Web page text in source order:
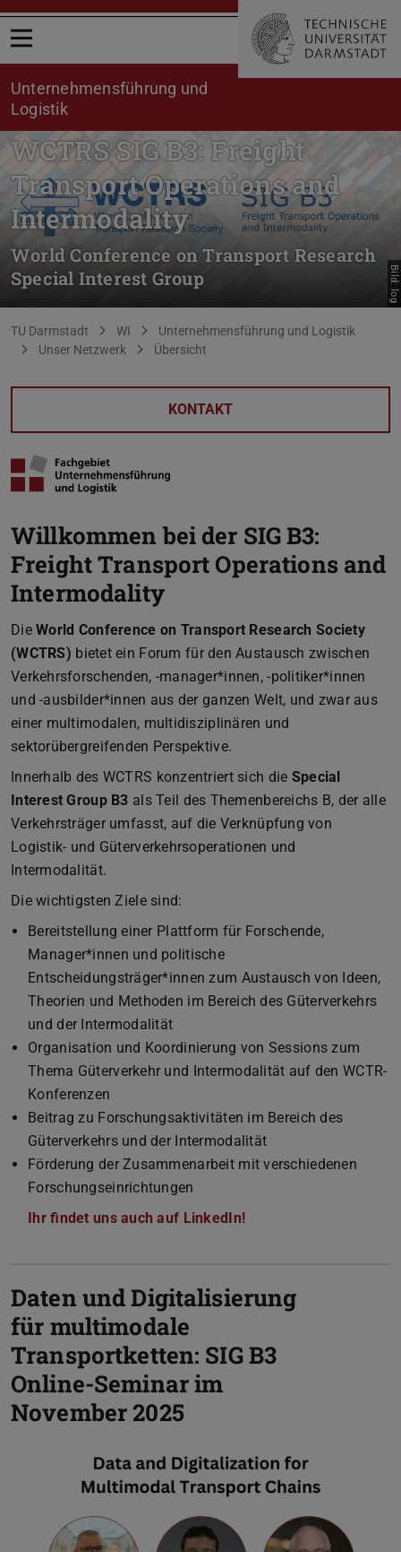
Menü öffnen
Unternehmensführung und
Logistik
WCTRS SIG B3: Freight
Transport Operations and
Intermodality
World Conference on Transport Research
Special Interest Group
Bild: log
Sie befinden sich hier:
TU Darmstadt WI
Unternehmensführung und Logistik
Unser Netzwerk
Übersicht
KONTAKT
Willkommen bei der SIG B3:
Freight Transport Operations and
Intermodality
DieWorld Conference on Transport Research Society
(WCTRS) bietet ein Forum für den Austausch zwischen
Verkehrsforschenden, -manager*innen, -politiker*innen
und -ausbilder*innen aus der ganzen Welt, und zwar aus
einer multimodalen, multidisziplinären und
sektorübergreifenden Perspektive.
Innerhalb des WCTRS konzentriert sich die Special
Interest Group B3 als Teil des Themenbereichs B, der alle
Verkehrsträger umfasst, auf die Verknüpfung von
Logistik- und Güterverkehrsoperationen und
Intermodalität.
Die wichtigsten Ziele sind:
Bereitstellung einer Plattform für Forschende,
Manager*innen und politische
Entscheidungsträger*innen zum Austausch von Ideen,
Theorien und Methoden im Bereich des Güterverkehrs
und der Intermodalität
Organisation und Koordinierung von Sessions zum
Thema Güterverkehr und Intermodalität auf den WCTR-
Konferenzen
Beitrag zu Forschungsaktivitäten im Bereich des
Güterverkehrs und der Intermodalität
Förderung der Zusammenarbeit mit verschiedenen
Forschungseinrichtungen
Ihr findet uns auch auf LinkedIn!
Daten und Digitalisierung
für multimodale
Transportketten: SIG B3
Online-Seminar im
November 2025